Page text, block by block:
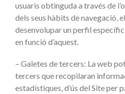
usuaris obtinguda a través de
dels seus hàbits de navegació,
desenvolupar un perfil
en funció d’aquest.
– Galetes de tercers: La web
tercers que recopilaran
estadístiques, d’ús del Site per